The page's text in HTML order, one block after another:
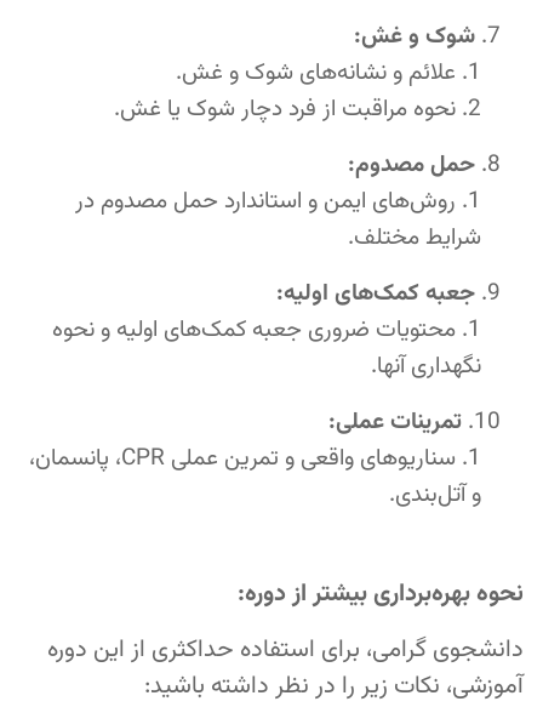
شوک و غش:
علائم و نشانه‌های شوک و غش.
نحوه مراقبت از فرد دچار شوک یا غش.
حمل مصدوم:
روش‌های ایمن و استاندارد حمل مصدوم در
شرایط مختلف.
جعبه کمک‌های اولیه:
محتویات ضروری جعبه کمک‌های اولیه و نحوه
نگهداری آنها.
تمرینات عملی:
سناریوهای واقعی و تمرین عملی CPR، پانسمان،
و آتل‌بندی.
نحوه بهره‌برداری بیشتر از دوره:
دانشجوی گرامی، برای استفاده حداکثری از این دوره
آموزشی، نکات زیر را در نظر داشته باشید: